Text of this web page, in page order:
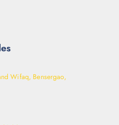
Wifaq, Bensergao,